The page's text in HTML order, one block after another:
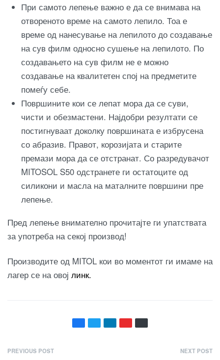
При самото лепење важно е да се внимава на
отвореното време на самото лепило. Тоа е
време од нанесување на лепилото до создавање
на сув филм односно сушење на лепилото. По
создавањето на сув филм не е можно
создавање на квалитетен спој на предметите
помеѓу себе.
Површините кои се лепат мора да се суви,
чисти и обезмастени. Најдобри резултати се
постигнуваат доколку површината е избрусена
со абразив. Правот, корозијата и старите
премази мора да се отстранат. Со разредувачот
MITOSOL S50 одстранете ги остатоците од
силикони и масла на маталните површини пре
лепење.
Пред лепење внимателно прочитајте ги упатствата
за употреба на секој производ!
Производите од MITOL кои во моментот ги имаме на
лагер се на овој линк.
Н
PREVIOUS POST NEXT POST